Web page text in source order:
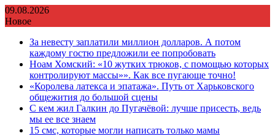
Перейти
к
09.08.2026
Новое
За невесту заплатили миллион долларов. А потом
каждому гостю предложили ее попробовать
Ноам Хомский: «10 жутких трюков, с помощью которых
контролируют массы»». Как все пугающе точно!
«Королева латекса и эпатажа». Путь от Харьковского
общежития до большой сцены
С кем жил Галкин до Пугачёвой: лучше присесть, ведь
мы ее все знаем
15 смс, которые могли написать только мамы